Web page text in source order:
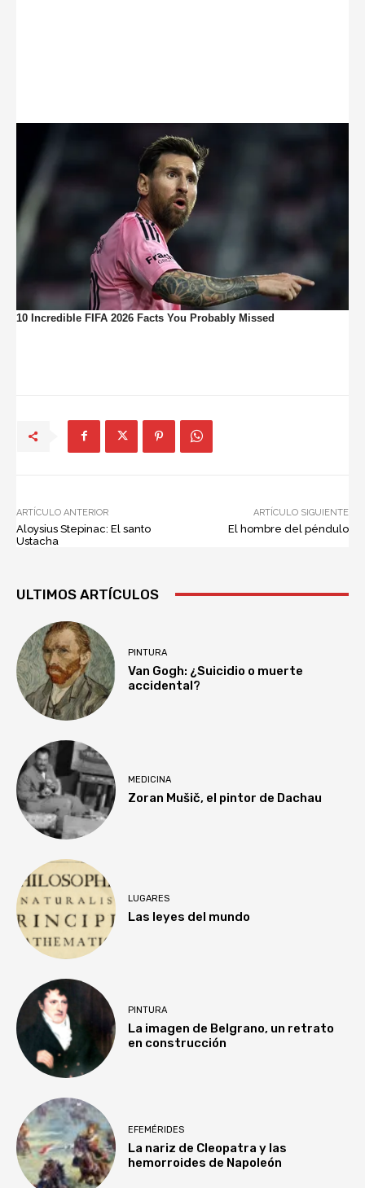
ARTÍCULO ANTERIOR
Aloysius Stepinac: El santo
Ustacha
ARTÍCULO SIGUIENTE
El hombre del péndulo
ULTIMOS ARTÍCULOS
PINTURA
Van Gogh: ¿Suicidio o muerte
accidental?
MEDICINA
Zoran Mušič, el pintor de Dachau
LUGARES
Las leyes del mundo
PINTURA
La imagen de Belgrano, un retrato
en construcción
EFEMÉRIDES
La nariz de Cleopatra y las
hemorroides de Napoleón